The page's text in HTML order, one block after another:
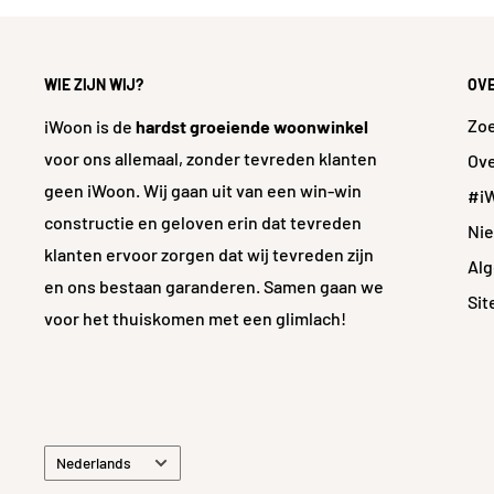
WIE ZIJN WIJ?
iWoon is de hardst groeiende woonwinkel
voor ons allemaal, zonder tevreden klanten
geen iWoon. Wij gaan uit van een win-win
constructie en geloven erin dat tevreden
klanten ervoor zorgen dat wij tevreden zijn
en ons bestaan garanderen. Samen gaan we
voor het thuiskomen met een glimlach!
Taal
Nederlands